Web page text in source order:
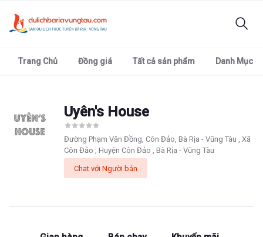
Trang Chủ Đồng giá Tất cả sản phẩm Danh Mục
Uyên's House
Đường Phạm Văn Đồng, Côn Đảo, Bà Rịa - Vũng Tàu , Xã
Côn Đảo , Huyện Côn Đảo , Bà Rịa - Vũng Tàu
Chat với Người bán